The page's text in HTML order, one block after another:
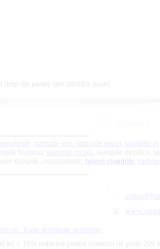
din partea specialistilor nostri
stampile eco, stampile notari, stampile
buzunar, stampile cu pix , stampile metalice,
stampile, numaratoare, tusuri stampile
Toate drepturile rezervate.
lei + 10% reducere pentru comenzi de peste 200